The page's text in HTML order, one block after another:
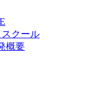
クール
概要